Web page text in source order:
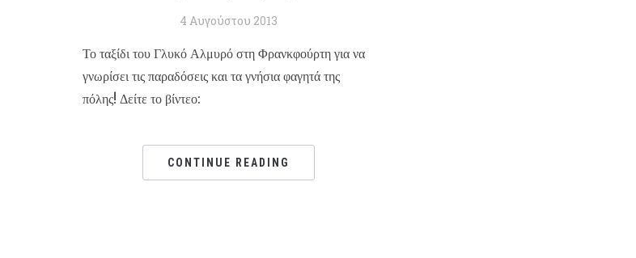
4 Αυγούστου 2013
Το ταξίδι του Γλυκό Αλμυρό στη Φρανκφούρτη για να
γνωρίσει τις παραδόσεις και τα γνήσια φαγητά της
πόλης! Δείτε το βίντεο:
CONTINUE READING